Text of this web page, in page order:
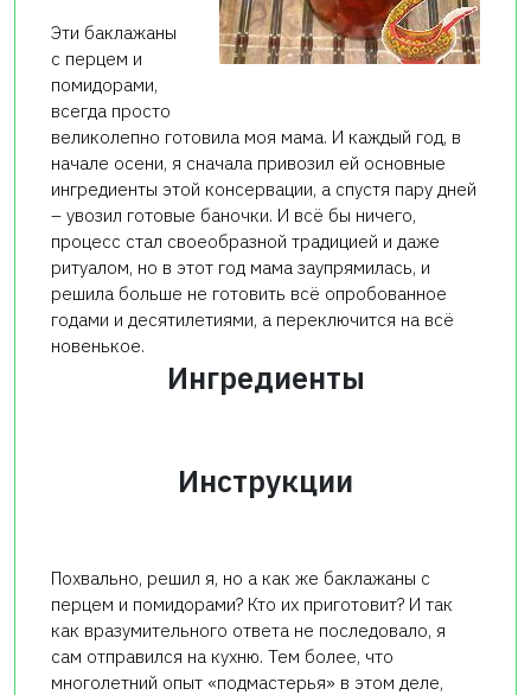
Эти баклажаны
с перцем и
помидорами,
всегда просто
великолепно готовила моя мама. И каждый год, в
начале осени, я сначала привозил ей основные
ингредиенты этой консервации, а спустя пару дней
– увозил готовые баночки. И всё бы ничего,
процесс стал своеобразной традицией и даже
ритуалом, но в этот год мама заупрямилась, и
решила больше не готовить всё опробованное
годами и десятилетиями, а переключится на всё
новенькое.
Ингредиенты
Инструкции
Похвально, решил я, но а как же баклажаны с
перцем и помидорами? Кто их приготовит? И так
как вразумительного ответа не последовало, я
сам отправился на кухню. Тем более, что
многолетний опыт «подмастерья» в этом деле,